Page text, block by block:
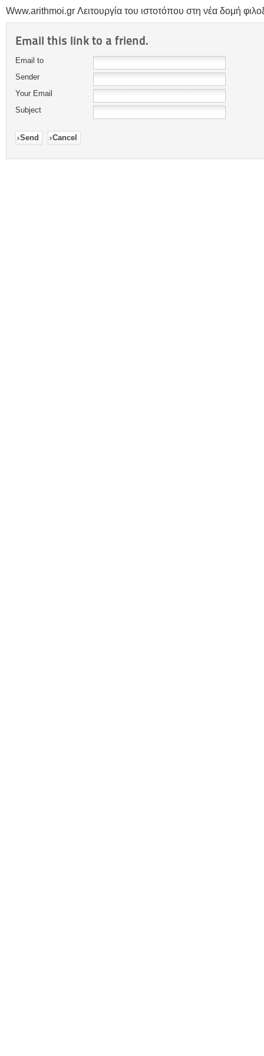
Www.arithmoi.gr Λειτουργία του ιστοτόπου στη νέα δομή
Email this link to a friend.
Email to
Sender
Your Email
Subject
Send Cancel